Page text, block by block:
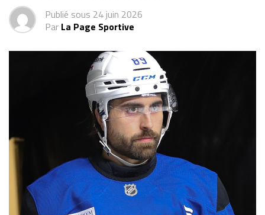
Publié sous 24 juin 2026
Par La Page Sportive